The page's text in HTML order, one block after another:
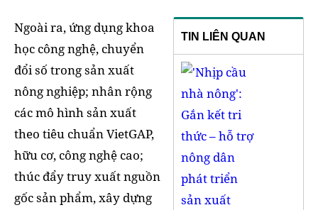
TIN LIÊN QUAN
Ngoài ra, ứng dụng khoa
học công nghệ, chuyển
đổi số trong sản xuất
nông nghiệp; nhân rộng
các mô hình sản xuất
theo tiêu chuẩn VietGAP,
hữu cơ, công nghệ cao;
thúc đẩy truy xuất nguồn
gốc sản phẩm, xây dựng